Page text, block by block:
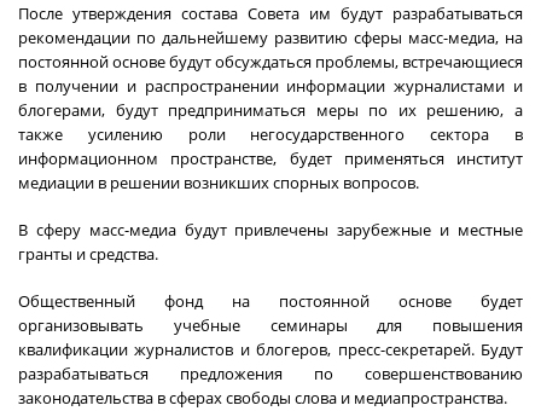
После утверждения состава Совета им будут разрабатываться
рекомендации по дальнейшему развитию сферы масс-медиа, на
постоянной основе будут обсуждаться проблемы, встречающиеся
в получении и распространении информации журналистами и
блогерами, будут предприниматься меры по их решению, а
также усилению роли негосударственного сектора в
информационном пространстве, будет применяться институт
медиации в решении возникших спорных вопросов.
В сферу масс-медиа будут привлечены зарубежные и местные
гранты и средства.
Общественный фонд на постоянной основе будет
организовывать учебные семинары для повышения
квалификации журналистов и блогеров, пресс-секретарей. Будут
разрабатываться предложения по совершенствованию
законодательства в сферах свободы слова и медиапространства.